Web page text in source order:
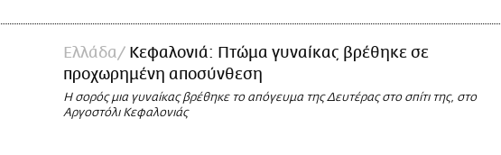
Ελλάδα
Κεφαλονιά: Πτώμα γυναίκας βρέθηκε σε
προχωρημένη αποσύνθεση
Η σορός μια γυναίκας βρέθηκε το απόγευμα της Δευτέρας στο σπίτι της, στο
Αργοστόλι Κεφαλονιάς